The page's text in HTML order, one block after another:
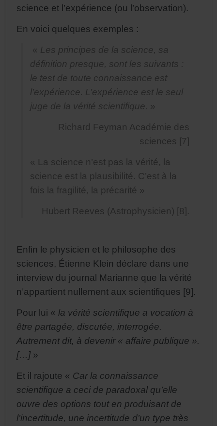
science et l’expérience (ou l’observation).
En voici quelques exemples :
« Les principes de la science, sa
définition presque, sont les suivants :
le test de toute connaissance est
l’expérience. L’expérience est le seul
juge de la vérité scientifique. »
Richard Feyman Académie des
sciences [7]
« La science n’est pas la vérité, la
science est la plausibilité. C’est à la
fois la fragilité, la précarité »
Hubert Reeves (Astrophysicien) [8].
Enfin le physicien et le philosophe des
sciences, Étienne Klein déclare dans une
interview du journal Marianne que la vérité
n’appartient nullement aux scientifiques [9].
Pour lui « la vérité scientifique a vocation à
être partagée, discutée, interrogée.
Autrement dit, à devenir « affaire publique ».
[…] »
Et il rajoute « Car la connaissance
scientifique a ceci de paradoxal qu’elle
ouvre des options tout en produisant de
l’incertitude, une incertitude d’un type très